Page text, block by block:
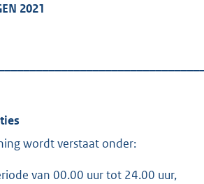
2021
wordt verstaat onder:
van 00.00 uur tot 24.00 uur,